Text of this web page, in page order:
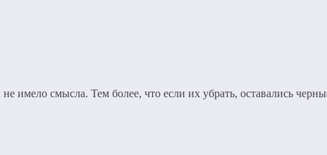
смысла. Тем более, что если их убрать, оставались